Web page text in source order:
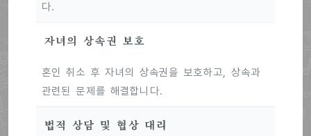
다.
자녀의 상속권 보호
혼인 취소 후 자녀의 상속권을 보호하고, 상속과
관련된 문제를 해결합니다.
법적 상담 및 협상 대리